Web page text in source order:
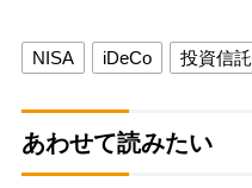
NISA iDeCo 投資信託
あわせて読みたい